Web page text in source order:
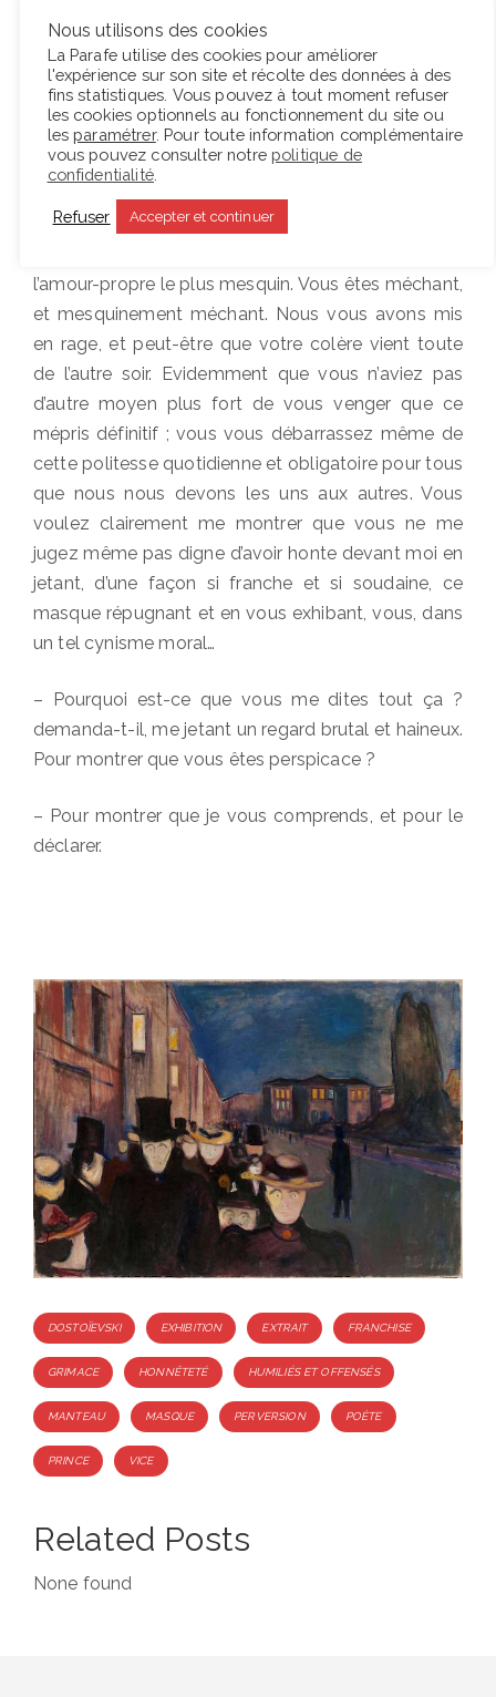
Le prince éclata de rire.
– Vous jugez juste, mon bon, ajouta-t-il avec
l’expression la plus insolente.
– Prince, dis-je, en m’échauffant devant son
insolence, vous nous haïssez tous, et moi pareil, et,
en ce moment, vous vous vengez sur moi, de tout
l’amour-propre le plus mesquin. Vous êtes méchant,
et mesquinement méchant. Nous vous avons mis
en rage, et peut-être que votre colère vient toute
de l’autre soir. Evidemment que vous n’aviez pas
d’autre moyen plus fort de vous venger que ce
mépris définitif ; vous vous débarrassez même de
cette politesse quotidienne et obligatoire pour tous
que nous nous devons les uns aux autres. Vous
voulez clairement me montrer que vous ne me
jugez même pas digne d’avoir honte devant moi en
jetant, d’une façon si franche et si soudaine, ce
masque répugnant et en vous exhibant, vous, dans
un tel cynisme moral…
– Pourquoi est-ce que vous me dites tout ça ?
demanda-t-il, me jetant un regard brutal et haineux.
Pour montrer que vous êtes perspicace ?
– Pour montrer que je vous comprends, et pour le
déclarer.
Tags
DOSTOÏEVSKI EXHIBITION EXTRAIT FRANCHISE
GRIMACE HONNÊTETÉ HUMILIÉS ET OFFENSÉS
MANTEAU MASQUE PERVERSION POÈTE
PRINCE VICE
Related Posts
None found
Nous utilisons des cookies
La Parafe utilise des cookies pour améliorer
l'expérience sur son site et récolte des données à des
fins statistiques. Vous pouvez à tout moment refuser
les cookies optionnels au fonctionnement du site ou
les paramétrer. Pour toute information complémentaire
vous pouvez consulter notre politique de
confidentialité.
Refuser Accepter et continuer